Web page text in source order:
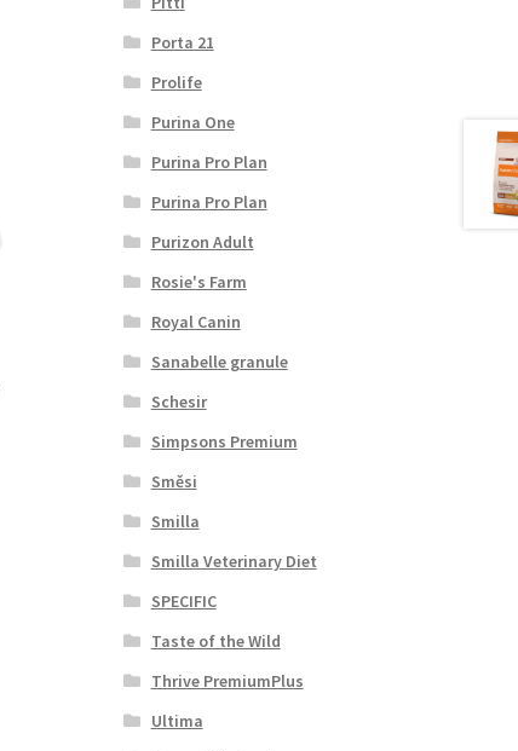
Porta 21
Prolife
Purina One
Purina Pro Plan
Purina Pro Plan
Purizon Adult
Rosie's Farm
Royal Canin
Sanabelle granule
Schesir
Simpsons Premium
Směsi
Smilla
Smilla Veterinary Diet
SPECIFIC
Taste of the Wild
Thrive PremiumPlus
Ultima